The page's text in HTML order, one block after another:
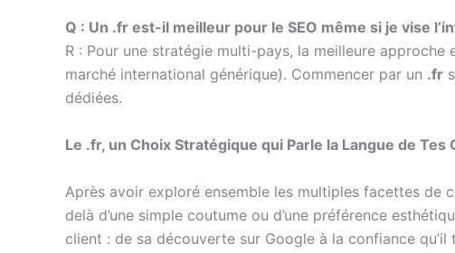
Q : Un .fr est-il meilleur pour le SEO même si je vise
R : Pour une stratégie multi-pays, la meilleure approche
marché international générique). Commencer par un .fr
dédiées.
Le .fr, un Choix Stratégique qui Parle la Langue de Tes
Après avoir exploré ensemble les multiples facettes de
delà d’une simple coutume ou d’une préférence
client : de sa découverte sur Google à la confiance